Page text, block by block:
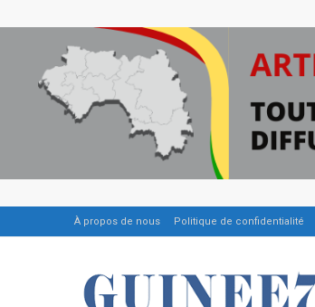
À propos de nous Politique de confidentialité